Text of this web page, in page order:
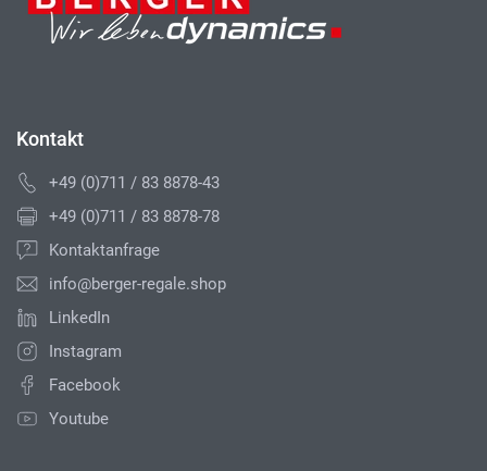
Kontakt
+49 (0)711 / 83 8878-43
+49 (0)711 / 83 8878-78
Kontaktanfrage
info@berger-regale.shop
LinkedIn
Instagram
Facebook
Youtube